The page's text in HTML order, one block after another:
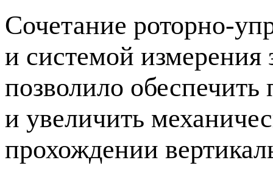
Сочетание роторно-
и системой измерения
позволило
и увеличить
прохождении